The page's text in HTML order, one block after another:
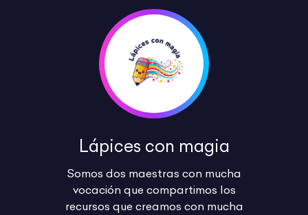
Lápices con magia
Somos dos maestras con mucha
vocación que compartimos los
recursos que creamos con mucha